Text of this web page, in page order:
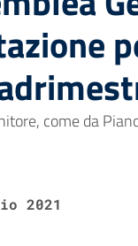
come da
2021